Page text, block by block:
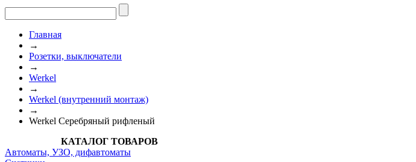
Главная
→
Розетки, выключатели
→
Werkel
→
Werkel (внутренний монтаж)
→
Werkel Серебряный рифленый
КАТАЛОГ ТОВАРОВ
Автоматы, УЗО, дифавтоматы